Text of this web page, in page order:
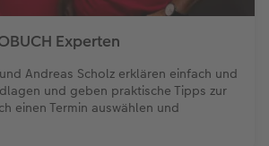
Experten
Andreas Scholz erklären einfach und
und geben praktische Tipps zur
einen Termin auswählen und